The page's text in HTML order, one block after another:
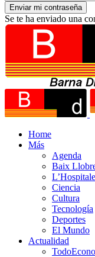
Se te ha enviado una
Home
Más
Agenda
Baix
Ciencia
Cultura
Tecnología
Deportes
El Mundo
Actualidad
Todo